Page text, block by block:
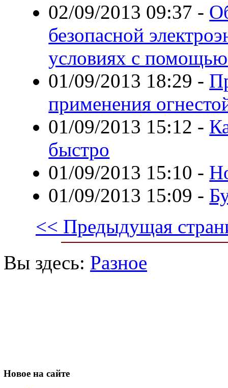
02/09/2013 09:37 -
безопасной
условиях с
01/09/2013 18:29 -
применения
01/09/2013 15:12 -
быстро
01/09/2013 15:10 -
01/09/2013 15:09 -
<< Предыдущая
Вы здесь: Разное
Новое на сайте